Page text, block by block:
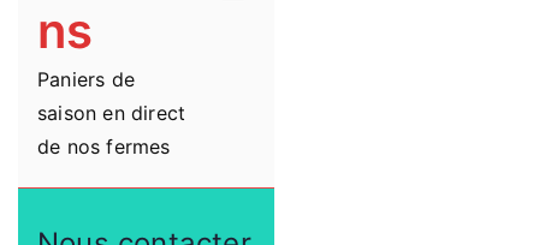
ns
Paniers de
saison en direct
de nos fermes